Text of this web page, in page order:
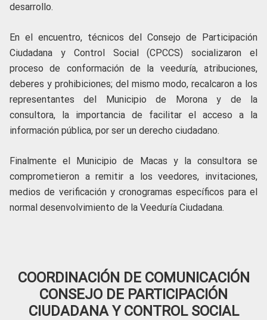
desarrollo.
En el encuentro, técnicos del Consejo de Participación
Ciudadana y Control Social (CPCCS) socializaron el
proceso de conformación de la veeduría, atribuciones,
deberes y prohibiciones; del mismo modo, recalcaron a los
representantes del Municipio de Morona y de la
consultora, la importancia de facilitar el acceso a la
información pública, por ser un derecho ciudadano.
Finalmente el Municipio de Macas y la consultora se
comprometieron a remitir a los veedores, invitaciones,
medios de verificación y cronogramas específicos para el
normal desenvolvimiento de la Veeduría Ciudadana.
COORDINACIÓN DE COMUNICACIÓN
CONSEJO DE PARTICIPACIÓN
CIUDADANA Y CONTROL SOCIAL